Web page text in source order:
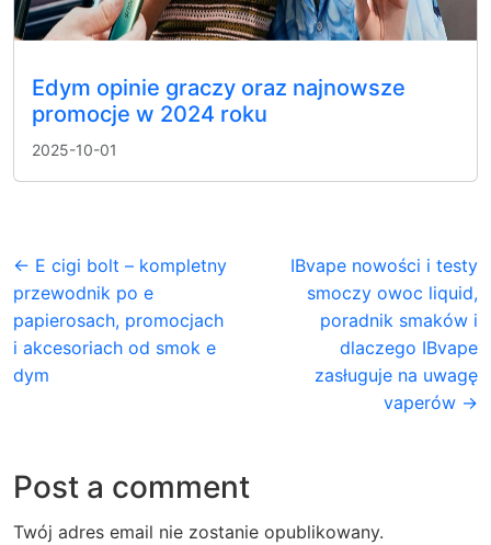
Edym opinie graczy oraz najnowsze
promocje w 2024 roku
2025-10-01
← E cigi bolt – kompletny
przewodnik po e
papierosach, promocjach
i akcesoriach od smok e
dym
IBvape nowości i testy
smoczy owoc liquid,
poradnik smaków i
dlaczego IBvape
zasługuje na uwagę
vaperów →
Post a comment
Twój adres email nie zostanie opublikowany.